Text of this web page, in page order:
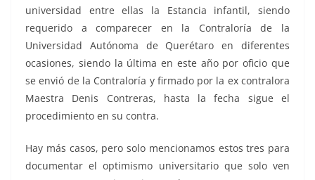
universidad entre ellas la Estancia infantil, siendo
requerido a comparecer en la Contraloría de la
Universidad Autónoma de Querétaro en diferentes
ocasiones, siendo la última en este año por oficio que
se envió de la Contraloría y firmado por la ex contralora
Maestra Denis Contreras, hasta la fecha sigue el
procedimiento en su contra.
Hay más casos, pero solo mencionamos estos tres para
documentar el optimismo universitario que solo ven